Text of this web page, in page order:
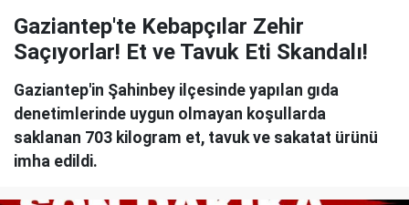
Gaziantep'te Kebapçılar Zehir
Saçıyorlar! Et ve Tavuk Eti Skandalı!
Gaziantep'in Şahinbey ilçesinde yapılan gıda
denetimlerinde uygun olmayan koşullarda
saklanan 703 kilogram et, tavuk ve sakatat ürünü
imha edildi.